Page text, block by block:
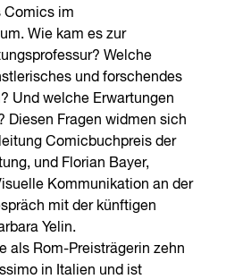
Comics im
Wie kam es zur
Welche
und forschendes
Und welche Erwartungen
Diesen Fragen widmen sich
Comicbuchpreis der
und Florian Bayer,
Kommunikation an der
mit der künftigen
Yelin.
als Rom-Preisträgerin zehn
in Italien und ist